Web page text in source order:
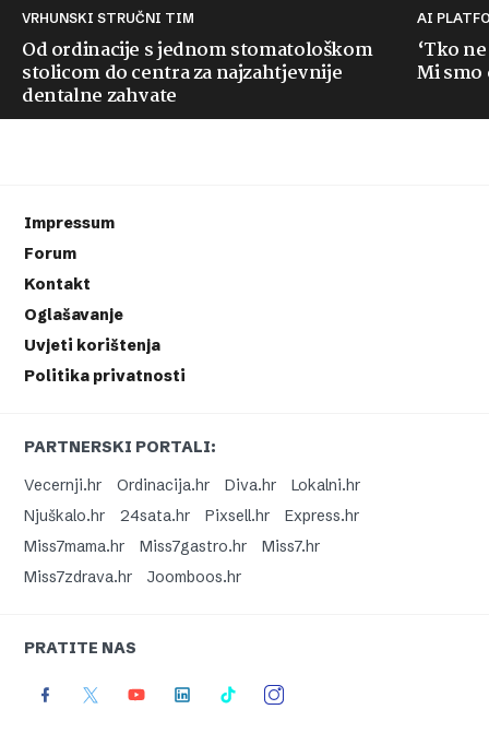
VRHUNSKI STRUČNI TIM
Od ordinacije s jednom stomatološkom
stolicom do centra za najzahtjevnije
dentalne zahvate
AI
‘Tko
Mi
Impressum
Forum
Kontakt
Oglašavanje
Uvjeti korištenja
Politika privatnosti
PARTNERSKI PORTALI:
Vecernji.hr
Ordinacija.hr Diva.hr
Lokalni.hr
Njuškalo.hr
24sata.hr Pixsell.hr
Express.hr
Miss7mama.hr
Miss7gastro.hr
Miss7.hr
Miss7zdrava.hr
Joomboos.hr
PRATITE NAS